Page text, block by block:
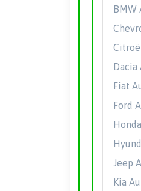
BMW
Dacia
Fiat
Ford
Jeep
Kia